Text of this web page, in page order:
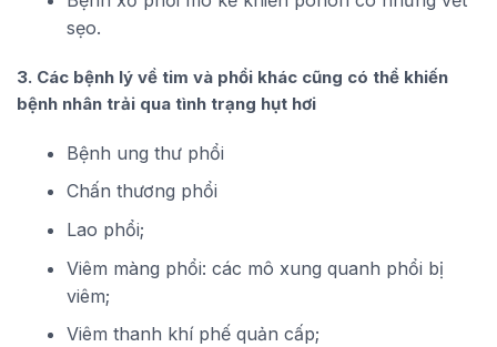
sẹo.
3. Các bệnh lý về tim và phổi khác cũng có thể khiến
bệnh nhân trải qua tình trạng hụt hơi
Bệnh ung thư phổi
Chấn thương phổi
Lao phổi;
Viêm màng phổi: các mô xung quanh phổi bị
viêm;
Viêm thanh khí phế quản cấp;